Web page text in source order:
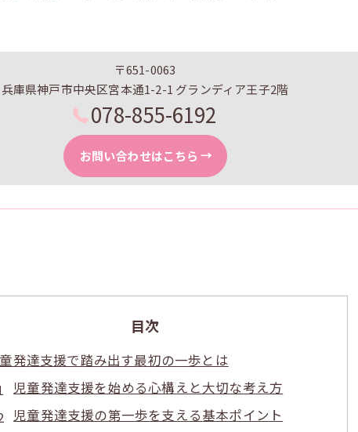
〒651-0063
兵庫県神戸市中央区宮本通1-2-1 グランディア王子2階
078-855-6192
お問い合わせはこちら
目次
発達支援で踏み出す最初の一歩とは
児童発達支援を始める心構えと大切な考え方
児童発達支援の第一歩を支える基本ポイント